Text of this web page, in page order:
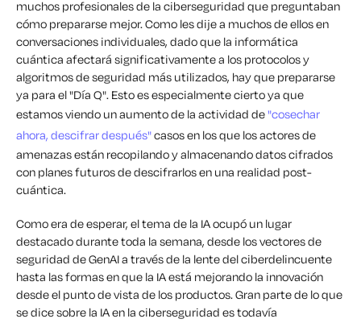
muchos profesionales de la ciberseguridad que preguntaban
cómo prepararse mejor. Como les dije a muchos de ellos en
conversaciones individuales, dado que la informática
cuántica afectará significativamente a los protocolos y
algoritmos de seguridad más utilizados, hay que prepararse
ya para el "Día Q". Esto es especialmente cierto ya que
estamos viendo un aumento de la actividad de "cosechar
ahora, descifrar después"casos en los que los actores de
amenazas están recopilando y almacenando datos cifrados
con planes futuros de descifrarlos en una realidad post-
cuántica.
Como era de esperar, el tema de la IA ocupó un lugar
destacado durante toda la semana, desde los vectores de
seguridad de GenAI a través de la lente del ciberdelincuente
hasta las formas en que la IA está mejorando la innovación
desde el punto de vista de los productos. Gran parte de lo que
se dice sobre la IA en la ciberseguridad es todavía